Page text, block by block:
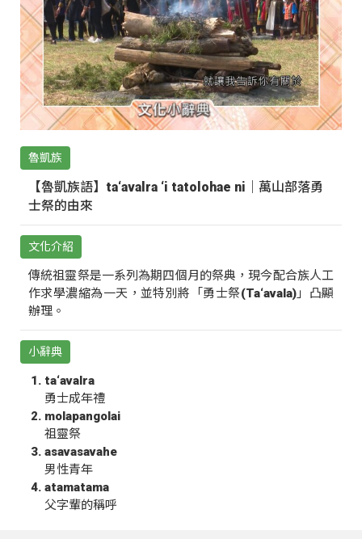
魯凱族
【魯凱族語】ta‘avalra ‘i tatolohae ni｜萬山部落勇
士祭的由來
文化介紹
傳統祖靈祭是一系列為期四個月的祭典，現今配合族人工
作求學濃縮為一天，並特別將「勇士祭(Ta‘avala)」凸顯
辦理。
小辭典
ta‘avalra
勇士成年禮
molapangolai
祖靈祭
asavasavahe
男性青年
atamatama
父字輩的稱呼